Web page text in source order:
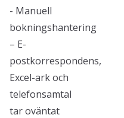
- Manuell
bokningshantering
– E-
postkorrespondens,
Excel-ark och
telefonsamtal
tar oväntat